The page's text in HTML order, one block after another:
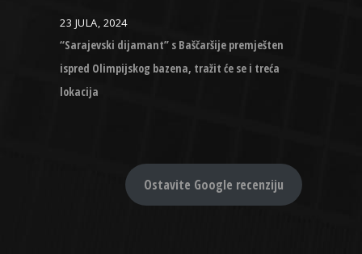
23 JULA, 2024
“Sarajevski dijamant” s Baščaršije premješten
ispred Olimpijskog bazena, tražit će se i treća
lokacija
Ostavite Google recenziju